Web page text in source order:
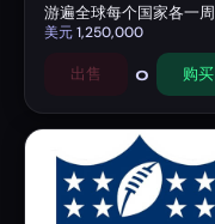
游遍全球每个国家各一周
美元1,250,000
出售 0 购买